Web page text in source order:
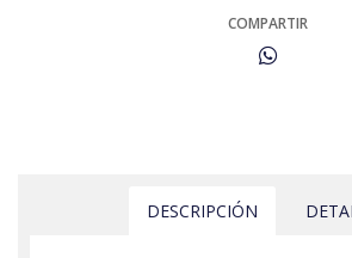
COMPARTIR
DESCRIPCIÓN